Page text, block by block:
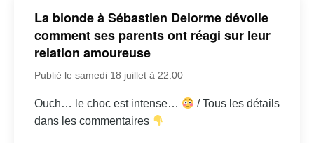
La blonde à Sébastien Delorme dévoile
comment ses parents ont réagi sur leur
relation amoureuse
Publié le samedi 18 juillet à 22:00
Ouch… le choc est intense…
/ Tous les détails
dans les commentaires